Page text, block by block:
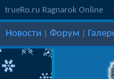
trueRo.ru Ragnarok Online
Новости Форум